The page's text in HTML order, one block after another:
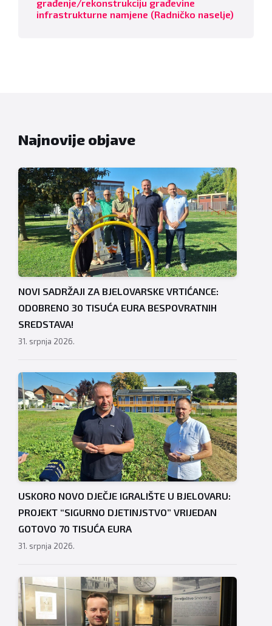
građenje/rekonstrukciju građevine
infrastrukturne namjene (Radničko naselje)
Najnovije objave
NOVI SADRŽAJI ZA BJELOVARSKE VRTIĆANCE:
ODOBRENO 30 TISUĆA EURA BESPOVRATNIH
SREDSTAVA!
31. srpnja 2026.
USKORO NOVO DJEČJE IGRALIŠTE U BJELOVARU:
PROJEKT “SIGURNO DJETINJSTVO” VRIJEDAN
GOTOVO 70 TISUĆA EURA
31. srpnja 2026.